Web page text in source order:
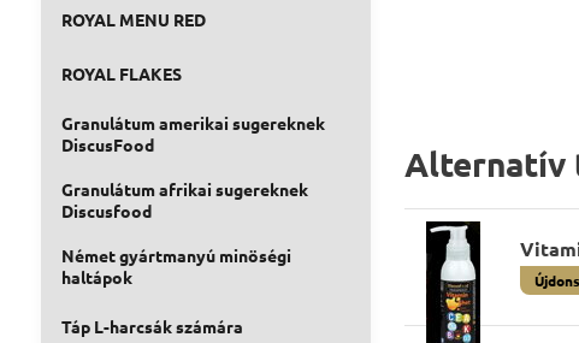
Alternatív
ROYAL MENU RED
ROYAL FLAKES
Granulátum amerikai sugereknek
DiscusFood
Granulátum afrikai sugereknek
Discusfood
Német gyártmanyú minöségi
haltápok
Táp L-harcsák számára